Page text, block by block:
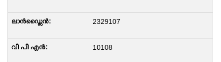
2329107
10108